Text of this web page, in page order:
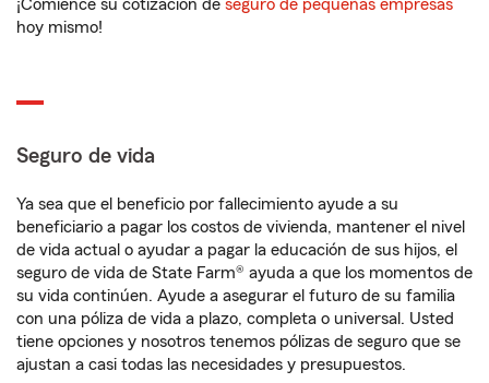
¡Comience su cotización de seguro de pequeñas empresas
hoy mismo!
Seguro de vida
Ya sea que el beneficio por fallecimiento ayude a su
beneficiario a pagar los costos de vivienda, mantener el nivel
de vida actual o ayudar a pagar la educación de sus hijos, el
seguro de vida de State Farm® ayuda a que los momentos de
su vida continúen. Ayude a asegurar el futuro de su familia
con una póliza de vida a plazo, completa o universal. Usted
tiene opciones y nosotros tenemos pólizas de seguro que se
ajustan a casi todas las necesidades y presupuestos.